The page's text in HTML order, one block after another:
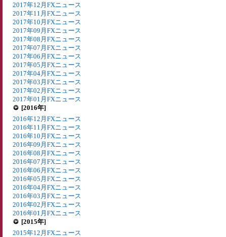
2017年12月FXニュース
2017年11月FXニュース
2017年10月FXニュース
2017年09月FXニュース
2017年08月FXニュース
2017年07月FXニュース
2017年06月FXニュース
2017年05月FXニュース
2017年04月FXニュース
2017年03月FXニュース
2017年02月FXニュース
2017年01月FXニュース
[2016年]
2016年12月FXニュース
2016年11月FXニュース
2016年10月FXニュース
2016年09月FXニュース
2016年08月FXニュース
2016年07月FXニュース
2016年06月FXニュース
2016年05月FXニュース
2016年04月FXニュース
2016年03月FXニュース
2016年02月FXニュース
2016年01月FXニュース
[2015年]
2015年12月FXニュース